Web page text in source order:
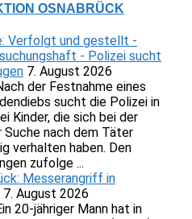
OSNABRÜCK
Verfolgt und gestellt -
- Polizei sucht
7. August 2026
der Festnahme eines
sucht die Polizei in
Kinder, die sich bei der
nach dem Täter
verhalten haben. Den
zufolge ...
Messerangriff in
7. August 2026
20-jähriger Mann hat in